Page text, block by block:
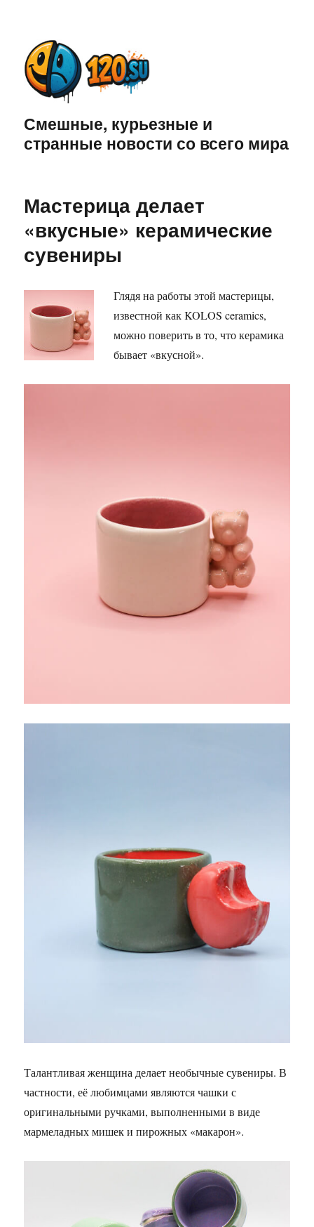
Смешные, курьезные и
странные новости со всего мира
Мастерица делает
«вкусные» керамические
сувениры
Глядя на работы этой мастерицы,
известной как KOLOS ceramics,
можно поверить в то, что керамика
бывает «вкусной».
Талантливая женщина делает необычные сувениры. В
частности, её любимцами являются чашки с
оригинальными ручками, выполненными в виде
мармеладных мишек и пирожных «макарон».